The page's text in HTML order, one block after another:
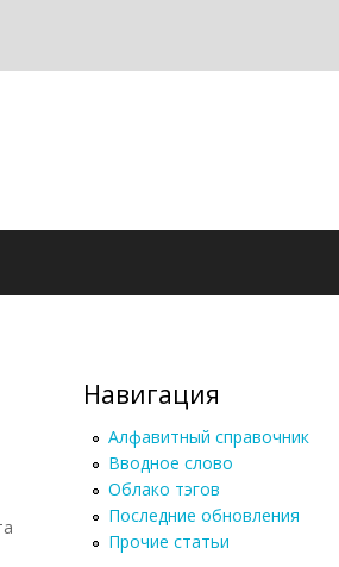
Навигация
Алфавитный справочник
Вводное слово
Облако тэгов
Последние обновления
Прочие статьи